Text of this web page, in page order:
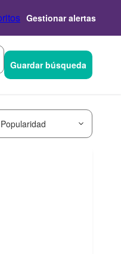
Gestionar alertas
Guardar búsqueda
Popularidad